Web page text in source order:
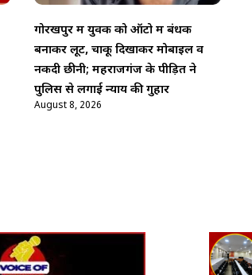
गोरखपुर में युवक को ऑटो में बंधक
बनाकर लूट, चाकू दिखाकर मोबाइल व
नकदी छीनी; महराजगंज के पीड़ित ने
पुलिस से लगाई न्याय की गुहार
August 8, 2026